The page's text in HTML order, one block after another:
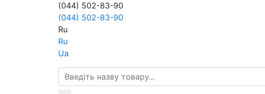
(044) 502-83-90
(044) 502-83-90
Ru
Ru
Ua